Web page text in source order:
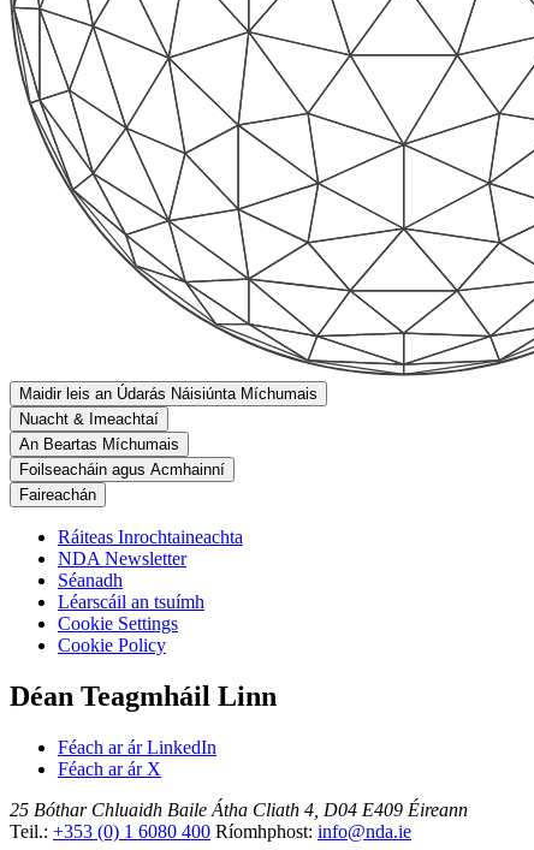
Maidir leis an Údarás Náisiúnta Míchumais
Nuacht & Imeachtaí
An Beartas Míchumais
Foilseacháin agus Acmhainní
Faireachán
Ráiteas Inrochtaineachta
NDA Newsletter
Séanadh
Léarscáil an tsuímh
Cookie Settings
Cookie Policy
Déan Teagmháil Linn
Féach ar ár LinkedIn
Féach ar ár X
25 Bóthar Chluaidh Baile Átha Cliath 4, D04 E409 Éireann
Teil.: +353 (0) 1 6080 400 Ríomhphost: info@nda.ie